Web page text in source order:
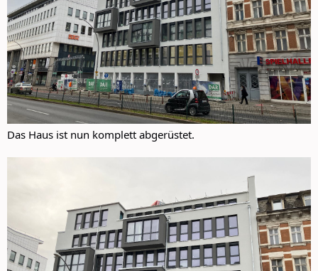
Das Haus ist nun komplett abgerüstet.